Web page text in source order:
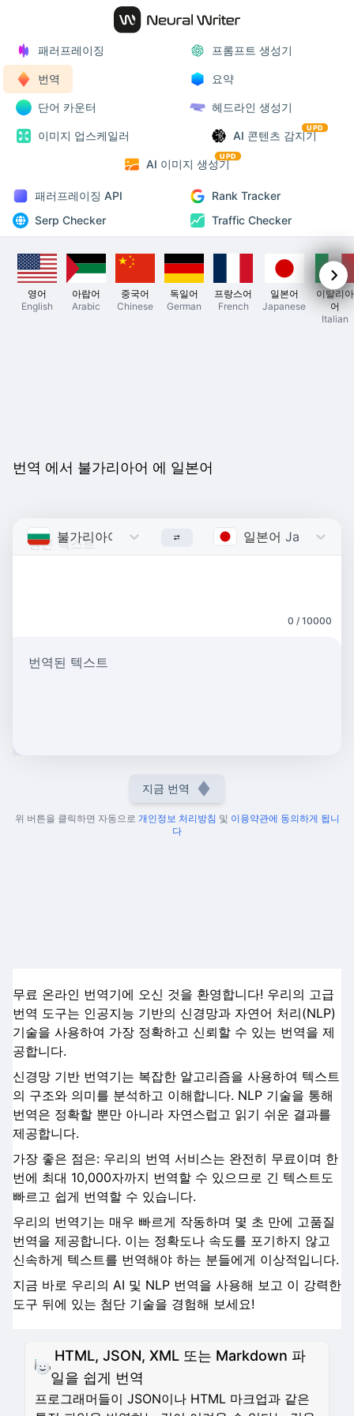
패러프레이징 프롬프트 생성기
번역 요약
단어 카운터 헤드라인 생성기
이미지 업스케일러 AI 콘텐츠 감지기
UPD
AI 이미지 생성기
UPD
패러프레이징 API
Rank Tracker
Serp Checker
Traffic Checker
영어
English
아랍어
Arabic
중국어
Chinese
독일어
German
프랑스어
French
일본어
Japanese
이탈리아
어
Italian
번역 에서 불가리아어 에 일본어
불가리아어 Bulgarian 일본어 Japanese
0 / 10000
번역된 텍스트
지금 번역
위 버튼을 클릭하면 자동으로 개인정보 처리방침 및 이용약관에 동의하게 됩니
다
무료 온라인 번역기에 오신 것을 환영합니다! 우리의 고급
번역 도구는 인공지능 기반의 신경망과 자연어 처리(NLP)
기술을 사용하여 가장 정확하고 신뢰할 수 있는 번역을 제
공합니다.
신경망 기반 번역기는 복잡한 알고리즘을 사용하여 텍스트
의 구조와 의미를 분석하고 이해합니다. NLP 기술을 통해
번역은 정확할 뿐만 아니라 자연스럽고 읽기 쉬운 결과를
제공합니다.
가장 좋은 점은: 우리의 번역 서비스는 완전히 무료이며 한
번에 최대 10,000자까지 번역할 수 있으므로 긴 텍스트도
빠르고 쉽게 번역할 수 있습니다.
우리의 번역기는 매우 빠르게 작동하며 몇 초 만에 고품질
번역을 제공합니다. 이는 정확도나 속도를 포기하지 않고
신속하게 텍스트를 번역해야 하는 분들에게 이상적입니다.
지금 바로 우리의 AI 및 NLP 번역을 사용해 보고 이 강력한
도구 뒤에 있는 첨단 기술을 경험해 보세요!
HTML, JSON, XML 또는 Markdown 파
일을 쉽게 번역
프로그래머들이 JSON이나 HTML 마크업과 같은